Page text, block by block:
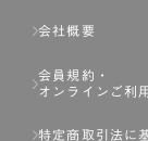
会社概要
会員規約・
オンラインご利
特定商取引法に